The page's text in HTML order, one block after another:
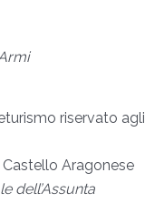
riservato agli
Aragonese
dell’Assunta